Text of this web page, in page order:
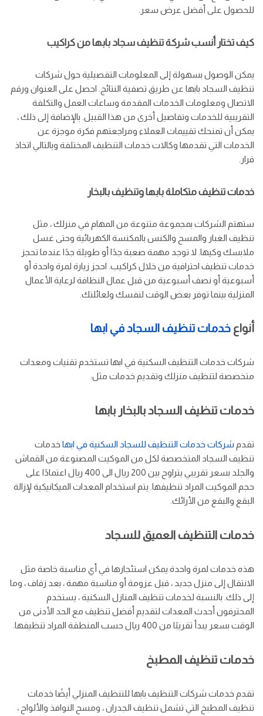
للحصول على أفضل عرض سعر.
كيف تختار أنسب شركة تنظيف سجاد بابها من كراكيب
يمكن الوصول بسهولة إلى المعلومات التفصيلية حول شركات
تنظيف السجاد بابها عن طريق تصفية النتائج. احصل على العنوان ورقم
الاتصال ومعلومات الخدمات المقدمة وساعات العمل والتكلفة
التقريبية للخدمات وتفاصيل أخرى من هذا القبيل. بالإضافة إلى ذلك ،
يمكن أن تمنحك تقييمات العملاء ومراجعتهم فكرة موجزة عن
الخدمات التي تقدمها وكالات خدمات التنظيف المختلفة وبالتالي اتخاذ
قرار.
خدمات تنظيف متكاملة بابها وتنظيف بالبخار
ستهتم الشركات بمجموعة متنوعة من المهام في منزلك ، مثل
تنظيف الغبار والمسح والكنس بالمكنسة الكهربائية وحتى غسل
ملابسك وكيها. لا توجد مهمة صعبة جدًا أو طويلة جدًا عندما تحجز
خدمات تنظيف احترافية من خلال كراكيب. احجز زيارة لمرة واحدة أو
أسبوعية أو نصف أسبوعية من قبل عمال النظافة لرعاية الأعمال
المنزلية بينما توفر بعض الوقت لنفسك ولعائلتك.
أنواع خدمات تنظيف السجاد في ابها
شركات خدمات التنظيف السكنية في ابها تستخدم تقنيات ومعدات
متخصصة لتنظيف منزلك وتقديم خدمات مثل:
خدمات تنظيف السجاد بالبخار بابها
تقدم شركات خدمات التنظيف للسجاد السكنية في ابها خدمات
تنظيف السجاد المتخصصة لكل من الموكيت المصنوعة من القماش
والجلد بسعر تقريبي يتراوح بين 200 ريال الى 400 ريال اعتمادًا على
حجم الموكيت المراد تنظيفها. يتم استخدام المعدات الميكانيكية لإزالة
البقع والبقع من الأرائك.
خدمات التنظيف العميق للسجاد
هذه خدمات لمرة واحدة يمكن استئجارها في أي مناسبة خاصة مثل
الانتقال إلى منزل جديد ، قبل عزومة أو مناسبة مهمة ، بعد زفاف ، وما
إلى ذلك. بالنسبة لخدمات تنظيف المنازل السكنية ، يستخدم
المحترفون أحدث المعدات لتقديم أفضل تنظيف مع الحد الأدنى من
الوقت بسعر يبدأ تقريبًا من 400 ريال حسب المنطقة المراد تنظيفها.
خدمات تنظيف المطبخ
تقدم خدمات شركات التنظيف بابها للتنظيف المنزلي أيضًا خدمات
تنظيف المطبخ التي تشمل تنظيف الجدران ، ومسح النوافذ والألواح ،